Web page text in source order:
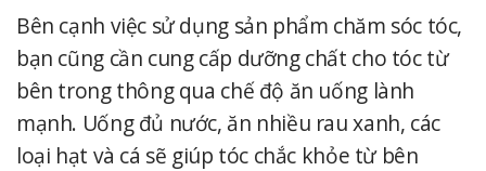
Bên cạnh việc sử dụng sản phẩm chăm sóc tóc,
bạn cũng cần cung cấp dưỡng chất cho tóc từ
bên trong thông qua chế độ ăn uống lành
mạnh. Uống đủ nước, ăn nhiều rau xanh, các
loại hạt và cá sẽ giúp tóc chắc khỏe từ bên